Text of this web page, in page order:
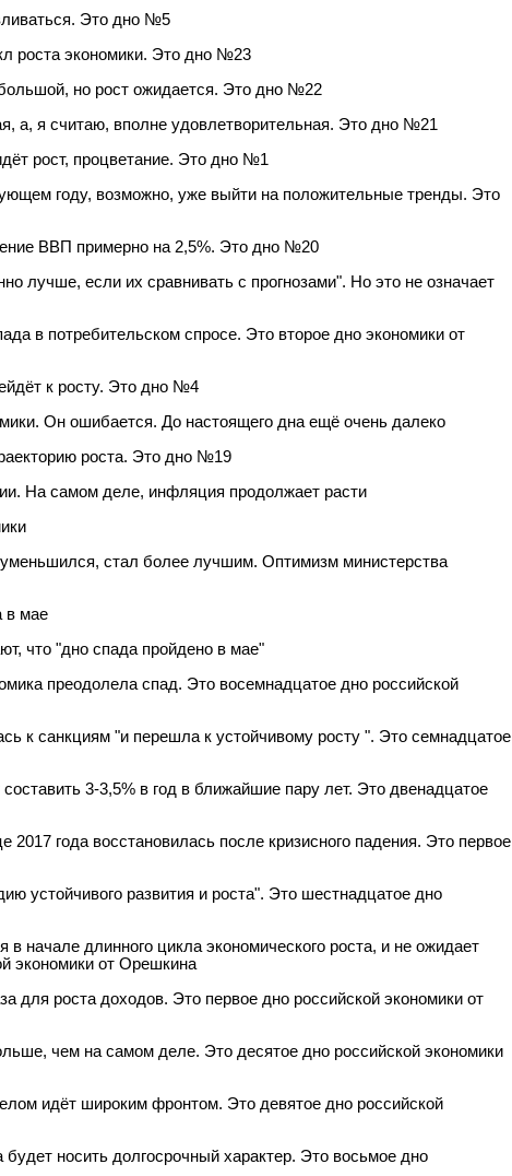
Это дно №5
роста экономики. Это дно №23
но рост ожидается. Это дно №22
а, я считаю, вполне удовлетворительная. Это дно №21
рост, процветание. Это дно №1
году, возможно, уже выйти на положительные тренды. Это
ВВП примерно на 2,5%. Это дно №20
лучше, если их сравнивать с прогнозами". Но это не означает
в потребительском спросе. Это второе дно экономики от
к росту. Это дно №4
Он ошибается. До настоящего дна ещё очень далеко
роста. Это дно №19
На самом деле, инфляция продолжает расти
стал более лучшим. Оптимизм министерства
в мае
что "дно спада пройдено в мае"
преодолела спад. Это восемнадцатое дно российской
к санкциям "и перешла к устойчивому росту ". Это семнадцатое
3-3,5% в год в ближайшие пару лет. Это двенадцатое
2017 года восстановилась после кризисного падения. Это первое
устойчивого развития и роста". Это шестнадцатое дно
начале длинного цикла экономического роста, и не ожидает
экономики от Орешкина
для роста доходов. Это первое дно российской экономики от
чем на самом деле. Это десятое дно российской экономики
идёт широким фронтом. Это девятое дно российской
носить долгосрочный характер. Это восьмое дно